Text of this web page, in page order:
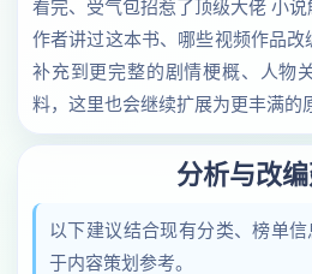
看完、受气包招惹了顶级大佬 小
作者讲过这本书、哪些视频作品
补充到更完整的剧情梗概、人物
料，这里也会继续扩展为更丰满的
分析与改
以下建议结合现有分类、榜单
于内容策划参考。